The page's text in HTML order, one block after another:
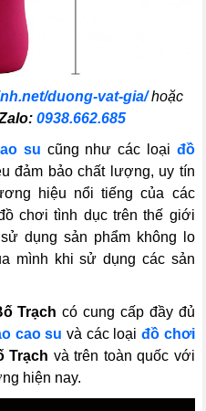
duong-vat-gia/hoặc
0938.662.685
su cũng như các loại đồ
đảm bảo chất lượng, uy tín
hiệu nổi tiếng của các
chơi tình dục trên thế giới
dụng sản phẩm không lo
mình khi sử dụng các sản
Trạch có cung cấp đầy đủ
cao su và các loại đồ chơi
Trạch và trên toàn quốc với
hiện nay.